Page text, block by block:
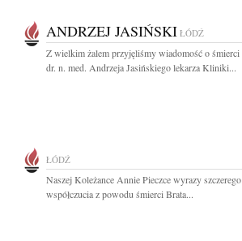
ANDRZEJ JASIŃSKI ŁÓDŹ
Z wielkim żalem przyjęliśmy wiadomość o śmierci
dr. n. med. Andrzeja Jasińskiego lekarza Kliniki...
ŁÓDŹ
Naszej Koleżance Annie Pieczce wyrazy szczerego
współczucia z powodu śmierci Brata...